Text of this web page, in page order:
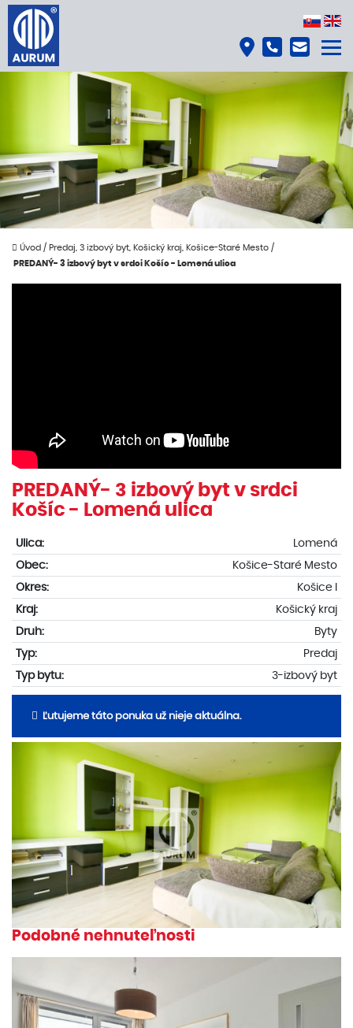
Úvod / Predaj, 3 izbový byt, Košický kraj, Košice-Staré Mesto /
PREDANÝ- 3 izbový byt v srdci Košíc - Lomená ulica
PREDANÝ- 3 izbový byt v srdci
Košíc - Lomená ulica
Ulica:
Lomená
Obec:
Košice-Staré Mesto
Okres:
Košice I
Kraj:
Košický kraj
Druh:
Byty
Typ:
Predaj
Typ bytu:
3-izbový byt
Ľutujeme táto ponuka už nieje aktuálna.
Podobné nehnuteľnosti